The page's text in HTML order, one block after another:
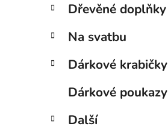
Dřevěné doplňky
Na svatbu
Dárkové krabičky
Dárkové poukazy
Další